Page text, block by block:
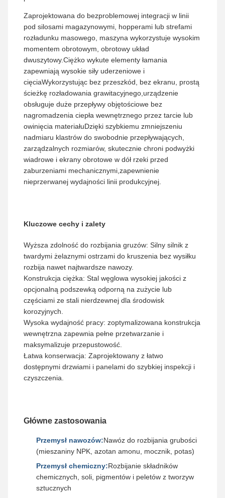
Zaprojektowana do bezproblemowej integracji w linii
pod silosami magazynowymi, hopperami lub strefami
rozładunku masowego, maszyna wykorzystuje wysokim
momentem obrotowym, obrotowy układ
dwuszytowy.Ciężko wykute elementy łamania
zapewniają wysokie siły uderzeniowe i
cięciaWykorzystując bez przeszkód, bez ekranu, prostą
ścieżkę rozładowania grawitacyjnego,urządzenie
obsługuje duże przepływy objętościowe bez
nagromadzenia ciepła wewnętrznego przez tarcie lub
owinięcia materiałuDzięki szybkiemu zmniejszeniu
nadmiaru klastrów do swobodnie przepływających,
zarządzalnych rozmiarów, skutecznie chroni podwyżki
wiadrowe i ekrany obrotowe w dół rzeki przed
zaburzeniami mechanicznymi,zapewnienie
nieprzerwanej wydajności linii produkcyjnej.
Kluczowe cechy i zalety
Wyższa zdolność do rozbijania gruzów: Silny silnik z
twardymi żelaznymi ostrzami do kruszenia bez wysiłku
rozbija nawet najtwardsze nawozy.
Konstrukcja ciężka: Stal węglowa wysokiej jakości z
opcjonalną podszewką odporną na zużycie lub
częściami ze stali nierdzewnej dla środowisk
korozyjnych.
Wysoka wydajność pracy: zoptymalizowana konstrukcja
wewnętrzna zapewnia pełne przetwarzanie i
maksymalizuje przepustowość.
Łatwa konserwacja: Zaprojektowany z łatwo
dostępnymi drzwiami i panelami do szybkiej inspekcji i
czyszczenia.
Główne zastosowania
Przemysł nawozów:Nawóz do rozbijania grubości
(mieszaniny NPK, azotan amonu, mocznik, potas)
Przemysł chemiczny:Rozbijanie składników
chemicznych, soli, pigmentów i peletów z tworzyw
sztucznych